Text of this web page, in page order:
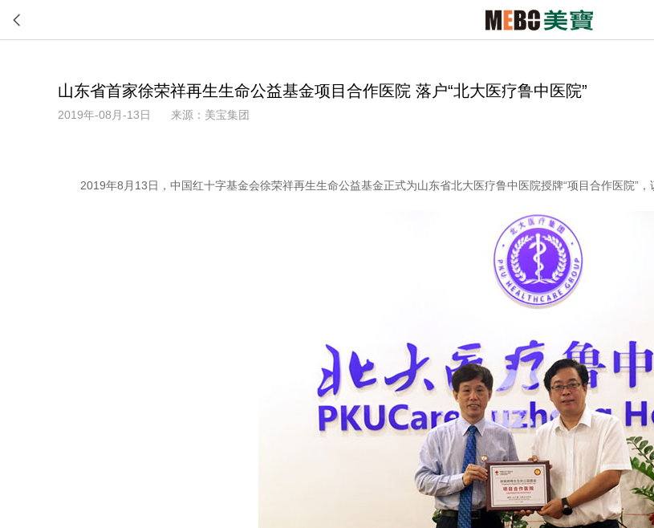
山东省首家徐荣祥再生生命公益基金项目合作医院 落户“北大医疗鲁中医院”
2019年-08月-13日 来源：美宝集团
2019年8月13日，中国红十字基金会徐荣祥再生生命公益基金正式为山东省北大医疗鲁中医院授牌“项目合作医院”，